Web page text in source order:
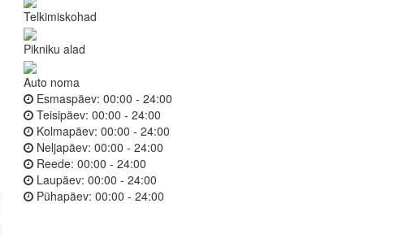
Telkimiskohad
Pikniku alad
Auto noma
Esmaspäev: 00:00 - 24:00
Teisipäev: 00:00 - 24:00
Kolmapäev: 00:00 - 24:00
Neljapäev: 00:00 - 24:00
Reede: 00:00 - 24:00
Laupäev: 00:00 - 24:00
Pühapäev: 00:00 - 24:00